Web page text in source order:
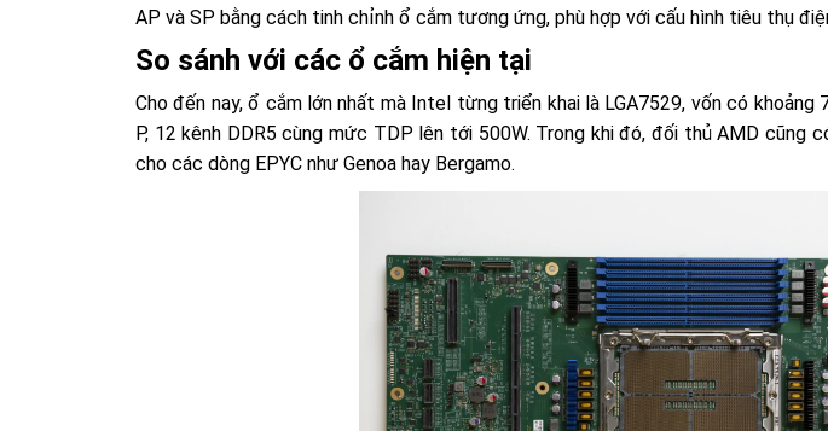
AP và SP bằng cách tinh chỉnh ổ cắm tương ứng, phù hợp với cấu hình tiêu thụ
So sánh với các ổ cắm hiện tại
Cho đến nay, ổ cắm lớn nhất mà Intel từng triển khai là LGA7529, vốn có khoảng
P, 12 kênh DDR5 cùng mức TDP lên tới 500W. Trong khi đó, đối thủ AMD cũng
cho các dòng EPYC như Genoa hay Bergamo.